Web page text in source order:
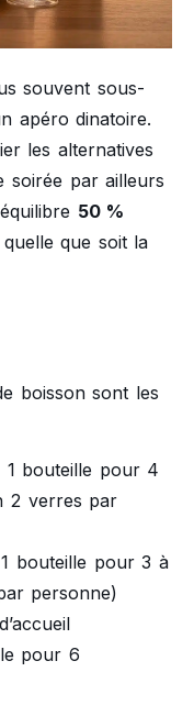
souvent sous-
apéro dinatoire.
les alternatives
soirée par ailleurs
50 %
que soit la
boisson sont les
1 bouteille pour 4
2 verres par
bouteille pour 3 à
personne)
pour 6